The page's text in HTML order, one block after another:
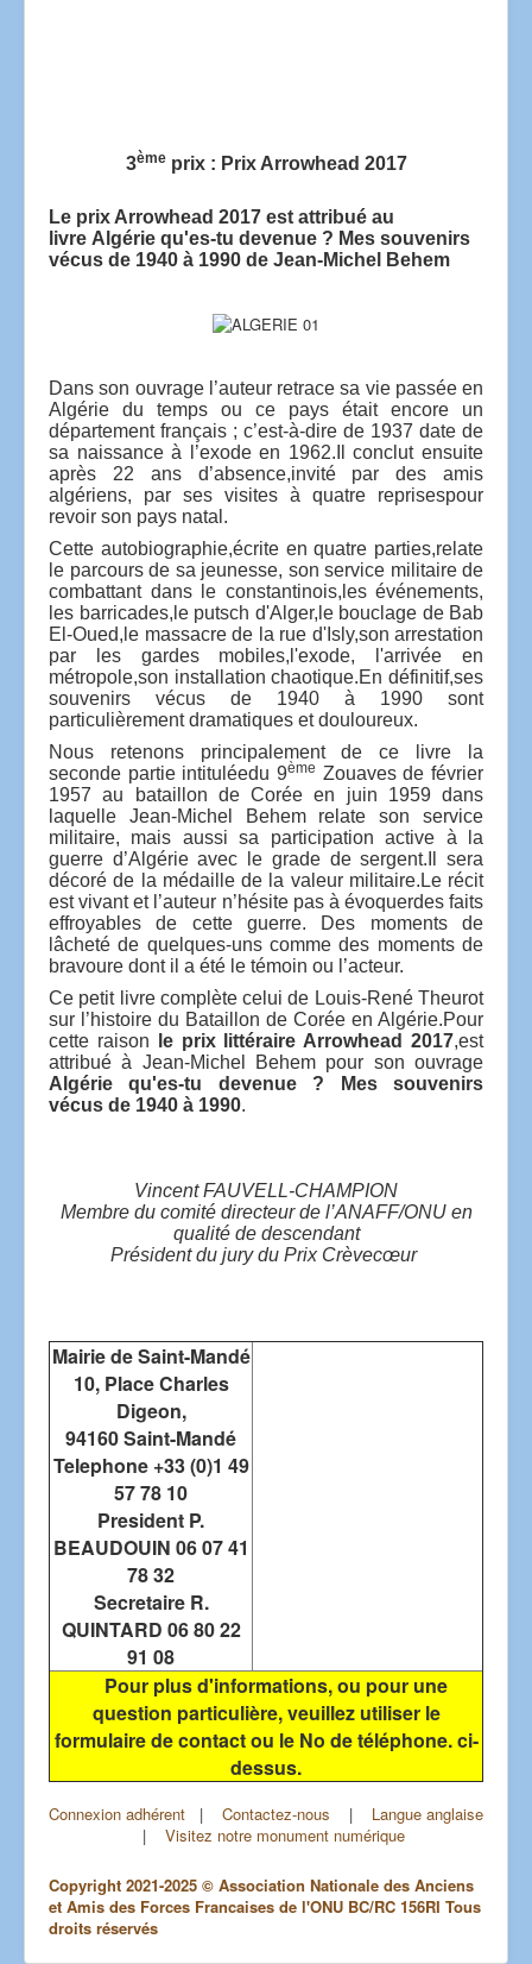
3èmeprix : Prix Arrowhead 2017
Le prix Arrowhead 2017 est attribué au
livre Algérie qu'es-tu devenue ? Mes souvenirs
vécus de 1940 à 1990 de Jean-Michel Behem
Dans son ouvrage l’auteur retrace sa vie passée en
Algérie du temps ou ce pays était encore un
département français ; c’est-à-dire de 1937 date de
sa naissance à l’exode en 1962.Il conclut ensuite
après 22 ans d’absence,invité par des amis
algériens, par ses visites à quatre reprisespour
revoir son pays natal.
Cette autobiographie,écrite en quatre parties,relate
le parcours de sa jeunesse, son service militaire de
combattant dans le constantinois,les événements,
les barricades,le putsch d'Alger,le bouclage de Bab
El-Oued,le massacre de la rue d'Isly,son arrestation
par les gardes mobiles,l'exode, l'arrivée en
métropole,son installation chaotique.En définitif,ses
souvenirs vécus de 1940 à 1990 sont
particulièrement dramatiques et douloureux.
Nous retenons principalement de ce livre la
seconde partie intituléedu 9ème Zouaves de février
1957 au bataillon de Corée en juin 1959 dans
laquelle Jean-Michel Behem relate son service
militaire, mais aussi sa participation active à la
guerre d’Algérie avec le grade de sergent.Il sera
décoré de la médaille de la valeur militaire. Le récit
est vivant et l’auteur n’hésite pas à évoquerdes faits
effroyables de cette guerre. Des moments de
lâcheté de quelques-uns comme des moments de
bravoure dont il a été le témoin ou l’acteur.
Ce petit livre complète celui de Louis-René Theurot
sur l’histoire du Bataillon de Corée en Algérie.Pour
cette raison
le prix littéraire Arrowhead 2017,est
attribué à Jean-Michel Behem pour son ouvrage
Algérie qu'es-tu devenue ? Mes souvenirs
vécus de 1940 à 1990.
Vincent FAUVELL-CHAMPION
Membre du comité directeur de l’ANAFF/ONU en
qualité de descendant
Président du jury du Prix Crèvecœur
Mairie de Saint-Mandé
10, Place Charles
Digeon,
94160 Saint-Mandé
Telephone +33 (0)1 49
57 78 10
President P.
BEAUDOUIN 06 07 41
78 32
Secretaire R.
QUINTARD 06 80 22
91 08
Pour plus d'informations, ou pour une
question particulière, veuillez utiliser le
formulaire de contact ou le No de téléphone. ci-
dessus.
Connexion adhérent | Contactez-nous | Langue anglaise
| Visitez notre monument numérique
Copyright 2021-2025 © Association Nationale des Anciens
et Amis des Forces Francaises de l'ONU BC/RC 156RI Tous
droits réservés